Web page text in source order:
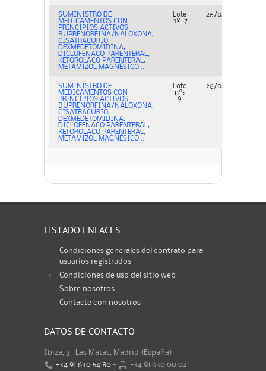
SUMINISTRO DE
MEDICAMENTOS CON
PRINCIPIOS ACTIVOS
BUPRENORFINA/NALOXONA,
CISATRACURIO,
DEXMEDETOMIDINA,
DICLOFENACO PARENTERAL,
KETOROLACO PARENTERAL,
METAMIZOL MAGNÉSICO ...
Lote
nº: 7
26/04/2023
SUMINISTRO DE
MEDICAMENTOS CON
PRINCIPIOS ACTIVOS
BUPRENORFINA/NALOXONA,
CISATRACURIO,
DEXMEDETOMIDINA,
DICLOFENACO PARENTERAL,
KETOROLACO PARENTERAL,
METAMIZOL MAGNÉSICO ...
Lote
nº:
9
26/04/2023
LISTADO ENLACES
Condiciones generales del contrato para
usuarios registrados
Condiciones de uso del sitio web
Sobre nosotros
Contacte con nosotros
DATOS DE CONTACTO
Ibiza, 3 · Las Matas, Madrid (España)
+34 91 630 54 80 - +34 91 630 00 02